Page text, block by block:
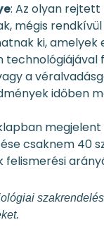
: Az olyan
mégis
ki,
a
időben
csaknem 40